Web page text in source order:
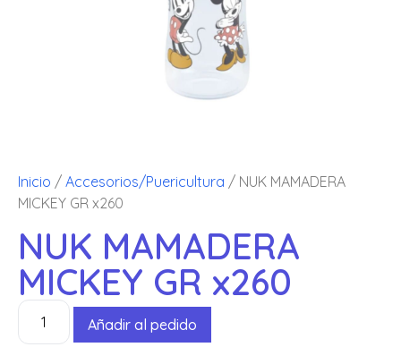
Inicio / Accesorios/Puericultura / NUK MAMADERA
MICKEY GR x260
NUK MAMADERA
MICKEY GR x260
Añadir al pedido